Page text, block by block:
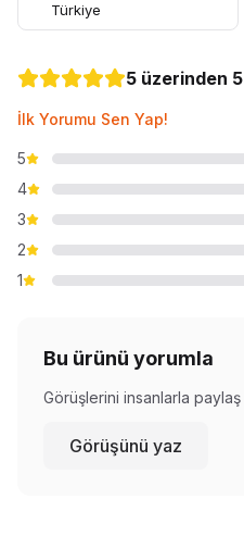
Türkiye
5 üzerinden 5
İlk Yorumu Sen Yap!
5
4
3
2
1
Bu ürünü yorumla
Görüşlerini insanlarla paylaş
Görüşünü yaz